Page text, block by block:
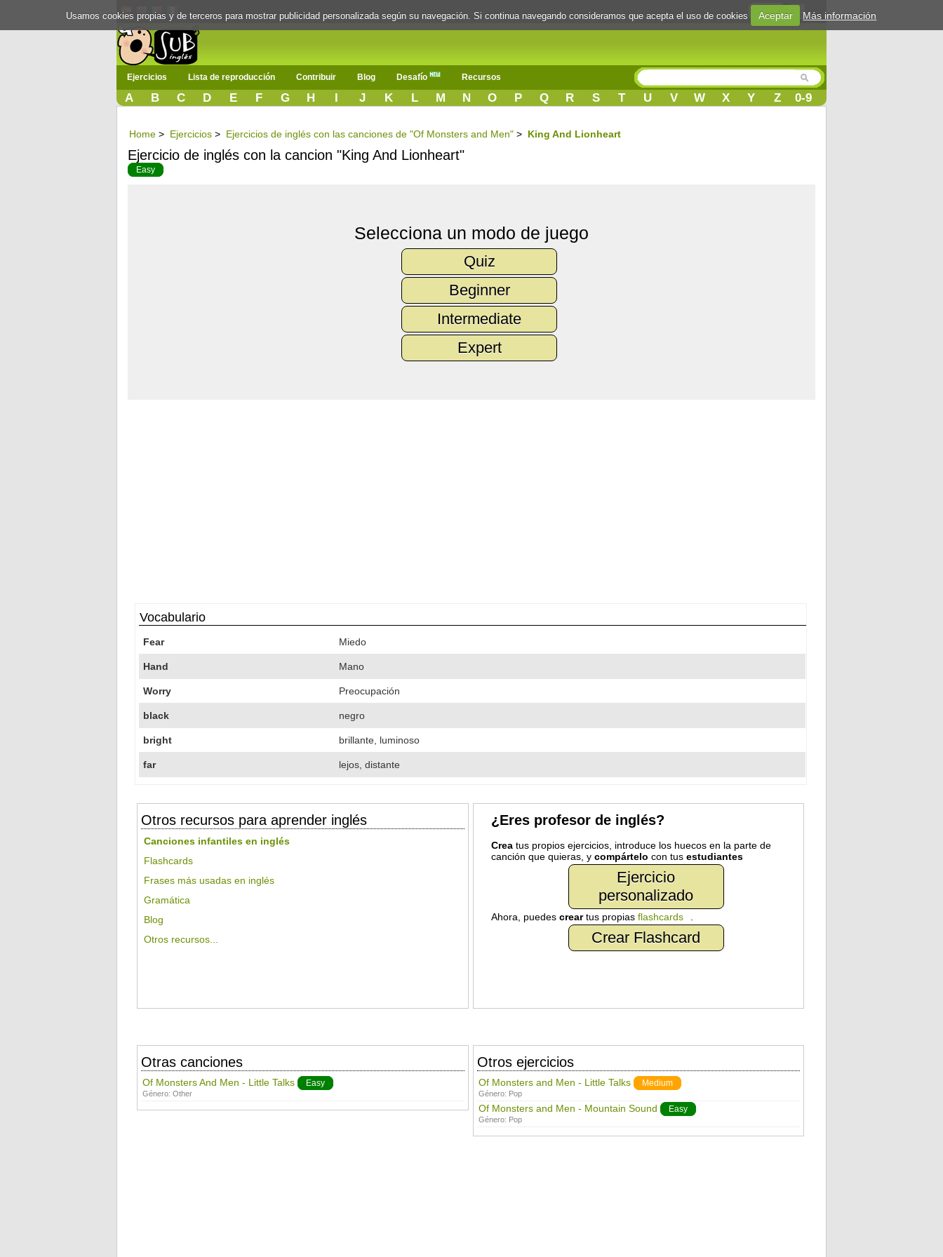
Login
Ejercicios Lista de reproducción Contribuir Blog Desafío Recursos
A B C D E F G H I J K L M N O P Q R S T U V W X Y Z 0-9
Home > Ejercicios > Ejercicios de inglés con las canciones de "Of Monsters and Men" > King And Lionheart
Ejercicio de inglés con la cancion "King And Lionheart"
Easy
Selecciona un modo de juego
Quiz
Beginner
Intermediate
Expert
Vocabulario
Fear Miedo
Hand Mano
Worry Preocupación
black negro
bright brillante, luminoso
far lejos, distante
Otros recursos para aprender inglés
Canciones infantiles en inglés
Flashcards
Frases más usadas en inglés
Gramática
Blog
Otros recursos...
¿Eres profesor de inglés?
Creatus propios ejercicios, introduce los huecos en la parte de
canción que quieras, y compártelo con tus estudiantes
Ejercicio
personalizado
Ahora, puedes creartus propias flashcards
Crear Flashcard
Otras canciones
Of Monsters And Men - Little Talks Easy
Género: Other
Otros ejercicios
Of Monsters and Men - Little Talks Medium
Género: Pop
Of Monsters and Men - Mountain Sound Easy
Género: Pop
Usamos cookies propias y de terceros para mostrar publicidad personalizada según su navegación. Si continua navegando consideramos que acepta el uso de cookies Aceptar Más información